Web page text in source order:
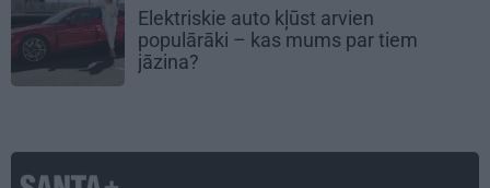
Elektriskie auto kļūst arvien
populārāki – kas mums par tiem
jāzina?